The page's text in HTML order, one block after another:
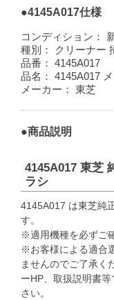
●4145A017仕様
コンディション：
種別：
クリーナー
品番：
4145A017
品名：
4145A017
メーカー：
東芝
●商品説明
4145A017 東芝
ラシ
4145A017 は東芝純
す。
※適用機種を必ずご
※お客様による適合
ませんのでご了承く
ーHP、取扱説明書
さい。